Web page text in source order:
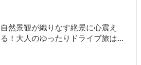
自然景観が織りなす絶景に心震え
る！大人のゆったりドライブ旅は…